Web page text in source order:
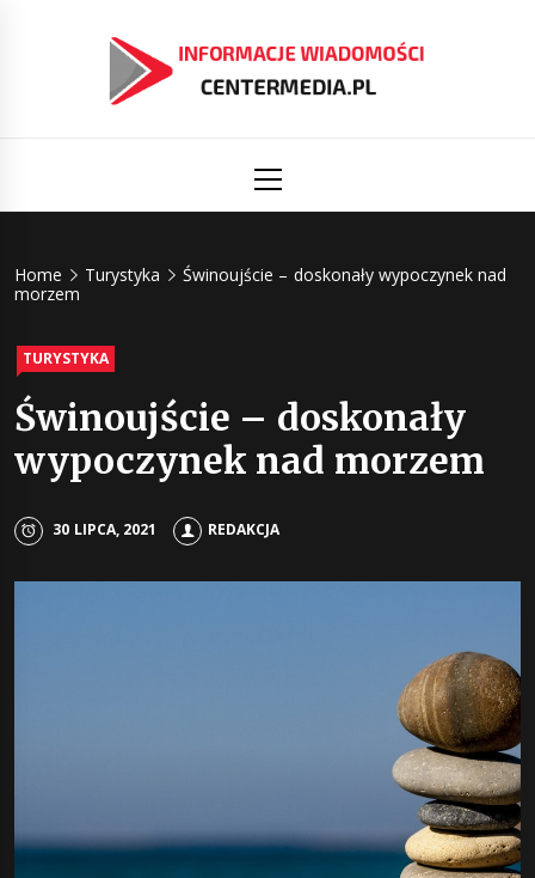
Menu
Home Turystyka
Świnoujście – doskonały wypoczynek nad
morzem
TURYSTYKA
Świnoujście – doskonały
wypoczynek nad morzem
30 LIPCA, 2021 REDAKCJA